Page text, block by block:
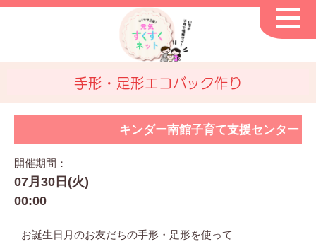
手形・足形エコバック作り
キンダー南館子育て支援センター
開催期間：
07月30日(火)
00:00
お誕生日月のお友だちの手形・足形を使って